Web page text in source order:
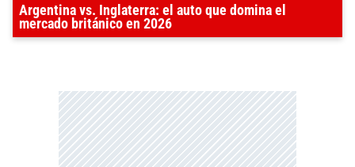
Argentina vs. Inglaterra: el auto que domina el
mercado británico en 2026